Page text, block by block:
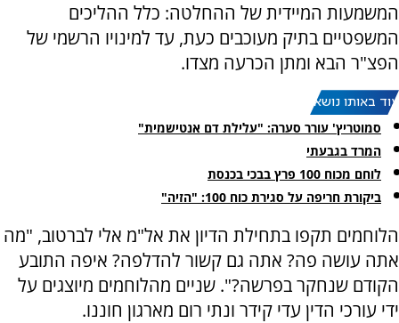
המשמעות המיידית של ההחלטה: כלל ההליכים
המשפטיים בתיק מעוכבים כעת, עד למינויו הרשמי של
הפצ"ר הבא ומתן הכרעה מצדו.
עוד באותו נושא:
סמוטריץ' עורר סערה: "עלילת דם אנטישמית"
המרד בגבעתי
לוחם מכוח 100 פרץ בבכי בכנסת
ביקורת חריפה על סגירת כוח 100: "הזיה"
הלוחמים תקפו בתחילת הדיון את אל"מ אלי לברטוב, "מה
אתה עושה פה? אתה גם קשור להדלפה? איפה התובע
הקודם שנחקר בפרשה?". שניים מהלוחמים מיוצגים על
ידי עורכי הדין עדי קידר ונתי רום מארגון חוננו.